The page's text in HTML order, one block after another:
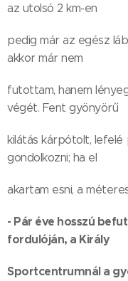
az utolsó 2 km-en
pedig már az egész
akkor már nem
futottam, hanem
végét. Fent gyönyörű
kilátás kárpótolt, lefelé
gondolkozni; ha el
akartam esni, a
- Pár éve hosszú
fordulóján, a Király
Sportcentrumnál a